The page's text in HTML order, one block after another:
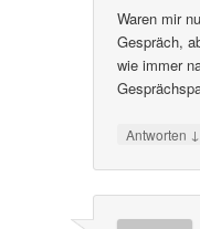
Waren mir
Gespräch,
wie immer
Antworten ↓